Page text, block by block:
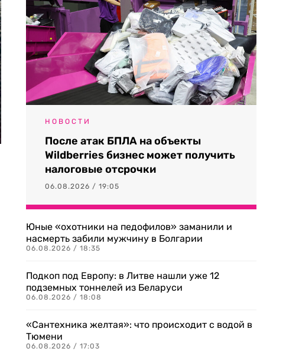
НОВОСТИ
После атак БПЛА на объекты
Wildberries бизнес может получить
налоговые отсрочки
06.08.2026 / 19:05
Юные «охотники на педофилов» заманили и
насмерть забили мужчину в Болгарии
06.08.2026 / 18:35
Подкоп под Европу: в Литве нашли уже 12
подземных тоннелей из Беларуси
06.08.2026 / 18:08
«Сантехника желтая»: что происходит с водой в
Тюмени
06.08.2026 / 17:03